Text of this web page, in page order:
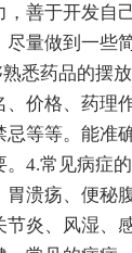
，善于开发自
量做到一些
悉药品的摆
价格、药理
忌等等。能准
4.常见病症
溃疡、便秘
炎、风湿、